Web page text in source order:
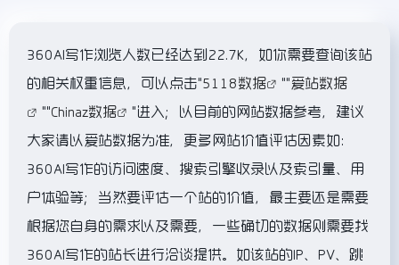
360AI写作浏览人数已经达到22.7K，如你需要查询该站
的相关权重信息，可以点击"5118数据 ""爱站数据
""Chinaz数据
"进入；以目前的网站数据参考，建议
大家请以爱站数据为准，更多网站价值评估因素如：
360AI写作的访问速度、搜索引擎收录以及索引量、用
户体验等；当然要评估一个站的价值，最主要还是需要
根据您自身的需求以及需要，一些确切的数据则需要找
360AI写作的站长进行洽谈提供。如该站的IP、PV、跳